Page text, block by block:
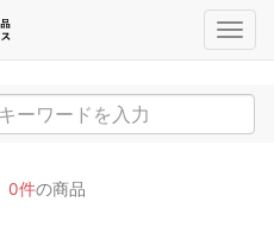
0件の商品